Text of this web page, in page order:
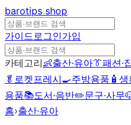
barotips shop
가이드로그인가입
카테고리👶출산·유아👔패션·
🥬 로켓프레시🍳주방용품 🧴 생
용품📚도서·음반✏️문구·사무
홈›출산·유아